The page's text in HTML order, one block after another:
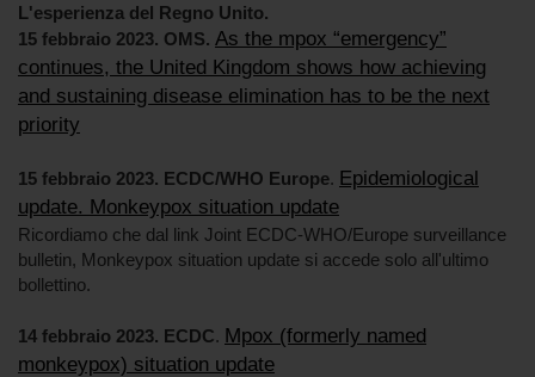
L'esperienza del Regno Unito.
15 febbraio 2023. OMS. As the mpox “emergency”
continues, the United Kingdom shows how achieving
and sustaining disease elimination has to be the next
priority
15 febbraio 2023. ECDC/WHO Europe. Epidemiological
update. Monkeypox situation update
Ricordiamo che dal link Joint ECDC-WHO/Europe surveillance
bulletin, Monkeypox situation update si accede solo all'ultimo
bollettino.
14 febbraio 2023. ECDC. Mpox (formerly named
monkeypox) situation update